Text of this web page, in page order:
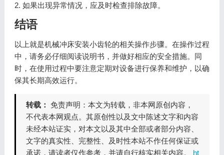
2. 如果出现异常情况，应及时检查排除故障。
结语
以上就是机械冲床安装小齿轮的相关操作步骤。在操作过程
中，请务必仔细阅读说明书，并做好相应的安全措施。同
时，在使用过程中要注意定期对设备进行保养和维护，以确
保其长期高效运行。
转载： 免责声明：本文为转载，非本网原创内容，
不代表本网观点。其原创性以及文中陈述文字和内容
未经本站证实，对本文以及其中全部或者部分内容、
文字的真实性、完整性、及时性本站不作任何保证或
承诺，请读者仅作参考，并请自行核实相关内容。 ht